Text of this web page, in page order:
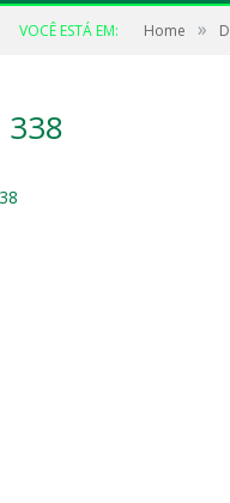
VOCÊ ESTÁ EM: Home »
338